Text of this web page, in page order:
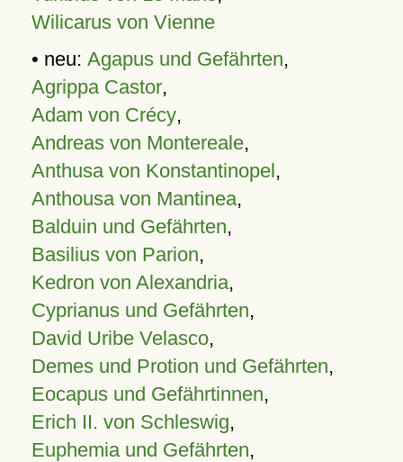
Wilicarus von Vienne
• neu: Agapus und Gefährten,
Agrippa Castor,
Adam von Crécy,
Andreas von Montereale,
Anthusa von Konstantinopel,
Anthousa von Mantinea,
Balduin und Gefährten,
Basilius von Parion,
Kedron von Alexandria,
Cyprianus und Gefährten,
David Uribe Velasco,
Demes und Protion und Gefährten,
Eocapus und Gefährtinnen,
Erich II. von Schleswig,
Euphemia und Gefährten,